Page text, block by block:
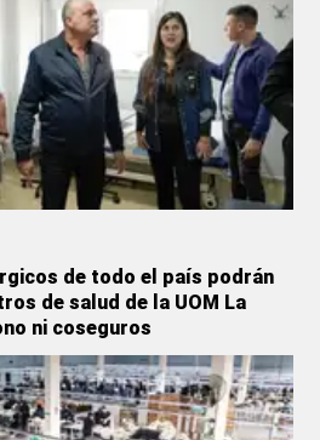
de todo el país podrán
de salud de la UOM La
ni coseguros